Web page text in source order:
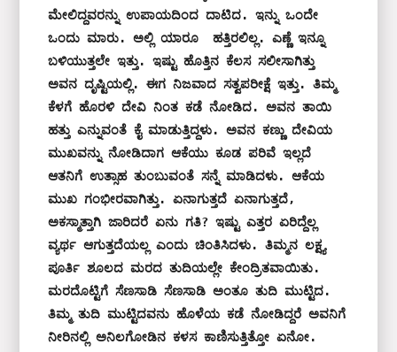
ಮೇಲಿದ್ದವರನ್ನು ಉಪಾಯದಿಂದ ದಾಟಿದ. ಇನ್ನು ಒಂದೇ
ಒಂದು ಮಾರು. ಅಲ್ಲಿ ಯಾರೂ  ಹತ್ತಿರಲಿಲ್ಲ. ಎಣ್ಣೆ ಇನ್ನೂ
ಬಳಿಯುತ್ತಲೇ ಇತ್ತು. ಇಷ್ಟು ಹೊತ್ತಿನ ಕೆಲಸ ಸಲೀಸಾಗಿತ್ತು
ಅವನ ದೃಷ್ಟಿಯಲ್ಲಿ. ಈಗ ನಿಜವಾದ ಸತ್ವಪರೀಕ್ಷೆ ಇತ್ತು. ತಿಮ್ಮ
ಕೆಳಗೆ ಹೊರಳಿ ದೇವಿ ನಿಂತ ಕಡೆ ನೋಡಿದ. ಅವನ ತಾಯಿ
ಹತ್ತು ಎನ್ನುವಂತೆ ಕೈ ಮಾಡುತ್ತಿದ್ದಳು. ಅವನ ಕಣ್ಣು ದೇವಿಯ
ಮುಖವನ್ನು ನೋಡಿದಾಗ ಆಕೆಯು ಕೂಡ ಪರಿವೆ ಇಲ್ಲದೆ
ಆತನಿಗೆ ಉತ್ಸಾಹ ತುಂಬುವಂತೆ ಸನ್ನೆ ಮಾಡಿದಳು. ಆಕೆಯ
ಮುಖ ಗಂಭೀರವಾಗಿತ್ತು. ಏನಾಗುತ್ತದೆ ಏನಾಗುತ್ತದೆ,
ಅಕಸ್ಮಾತ್ತಾಗಿ ಜಾರಿದರೆ ಏನು ಗತಿ? ಇಷ್ಟು ಎತ್ತರ ಏರಿದ್ದೆಲ್ಲ
ವ್ಯರ್ಥ ಆಗುತ್ತದೆಯಲ್ಲ ಎಂದು ಚಿಂತಿಸಿದಳು. ತಿಮ್ಮನ ಲಕ್ಷ್ಯ
ಪೂರ್ತಿ ಶೂಲದ ಮರದ ತುದಿಯಲ್ಲೇ ಕೇಂದ್ರಿತವಾಯಿತು.
ಮರದೊಟ್ಟಿಗೆ ಸೆಣಸಾಡಿ ಸೆಣಸಾಡಿ ಅಂತೂ ತುದಿ ಮುಟ್ಟಿದ.
ತಿಮ್ಮ ತುದಿ ಮುಟ್ಟಿದವನು ಹೊಳೆಯ ಕಡೆ ನೋಡಿದ್ದರೆ ಅವನಿಗೆ
ನೀರಿನಲ್ಲಿ ಅನಿಲಗೋಡಿನ ಕಳಸ ಕಾಣಿಸುತ್ತಿತ್ತೋ ಏನೋ.